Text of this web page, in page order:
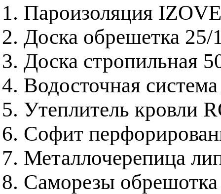
Пароизоляция
Доска обрешетка
Доска стропильная
Водосточная
Утеплитель кровли
Софит
Металлочерепица
Саморезы